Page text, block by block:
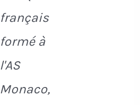
français
formé à
l'AS
Monaco,